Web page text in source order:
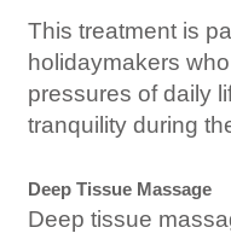
This treatment is
holidaymakers
pressures of daily
tranquility during
Deep Tissue Massage
Deep tissue